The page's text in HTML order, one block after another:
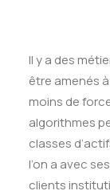
Il y a des
être amenés
moins de
algorithmes
classes
l’on a avec
clients